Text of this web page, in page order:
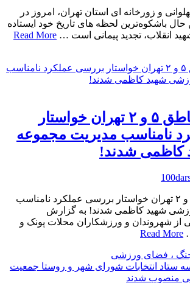
و زورخانه ای استان تهران، امروز در
باشکوه‌ترین لحظه های تاریخ خود ایستاده
انقلاب، تجدید پیمانی است … Read More
شهروندان مناطق ۵ و ۲ تهران خواستار
نامناسب مدیریت مجموعه
کاظمی شدند!
شهروندان مناطق ۵ و ۲ تهران خواستار بررسی عملکرد نامناسب
شهید کاظمی شدند! به گزارش
از شهروندان و ورزشکاران محلات پونک و
Read More
، فضای ورزشی